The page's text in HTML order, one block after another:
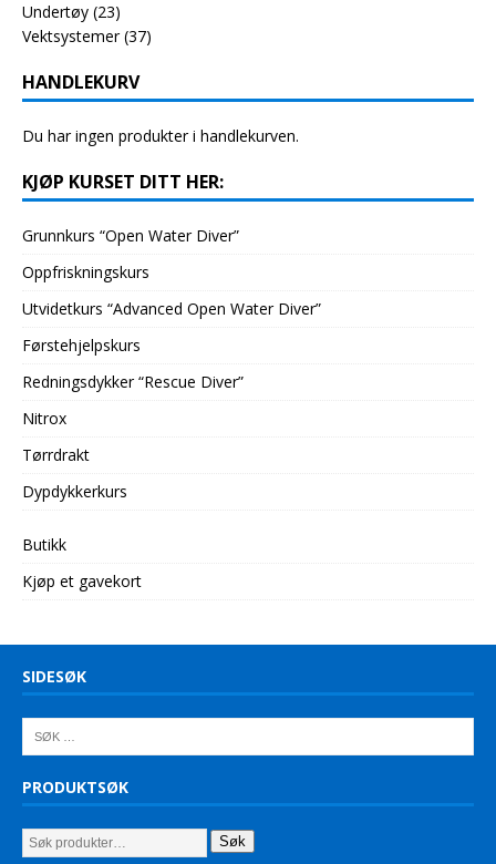
Undertøy (23)
Vektsystemer (37)
HANDLEKURV
Du har ingen produkter i handlekurven.
KJØP KURSET DITT HER:
Grunnkurs “Open Water Diver”
Oppfriskningskurs
Utvidetkurs “Advanced Open Water Diver”
Førstehjelpskurs
Redningsdykker “Rescue Diver”
Nitrox
Tørrdrakt
Dypdykkerkurs
Butikk
Kjøp et gavekort
SIDESØK
PRODUKTSØK
Søk